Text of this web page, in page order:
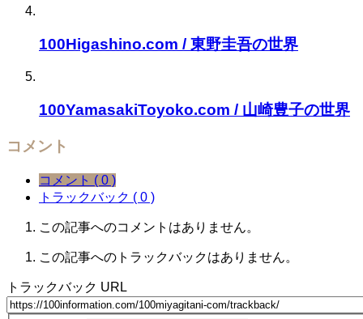
100Higashino.com / 東野圭吾の世界
100YamasakiToyoko.com / 山崎豊子の世界
コメント
コメント ( 0 )
トラックバック ( 0 )
この記事へのコメントはありません。
この記事へのトラックバックはありません。
トラックバック URL